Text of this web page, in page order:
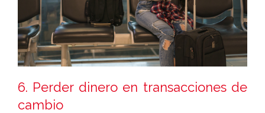
6. Perder dinero en transacciones de
cambio